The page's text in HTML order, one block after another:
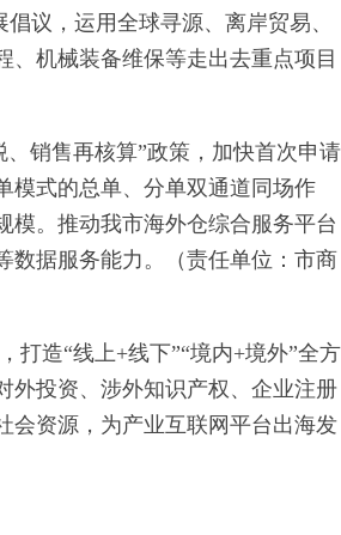
议，运用全球寻源、离岸贸易、
机械装备维保等走出去重点项目
销售再核算”政策，加快首次申请
模式的总单、分单双通道同场作
模。推动我市海外仓综合服务平台
数据服务能力。（责任单位：市商
打造“线上+线下”“境内+境外”全方
外投资、涉外知识产权、企业注册
会资源，为产业互联网平台出海发